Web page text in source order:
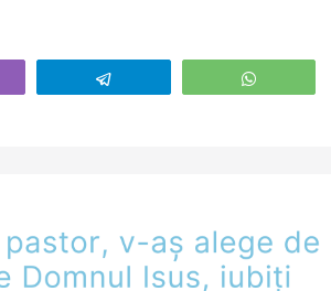
luptă cu duhurile
necurate? Studiu